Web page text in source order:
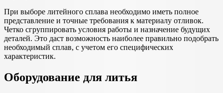
При выборе литейного сплава необходимо иметь полное
представление и точные требования к материалу отливок.
Четко сгруппировать условия работы и назначение будущих
деталей. Это даст возможность наиболее правильно подобрать
необходимый сплав, с учетом его специфических
характеристик.
Оборудование для литья